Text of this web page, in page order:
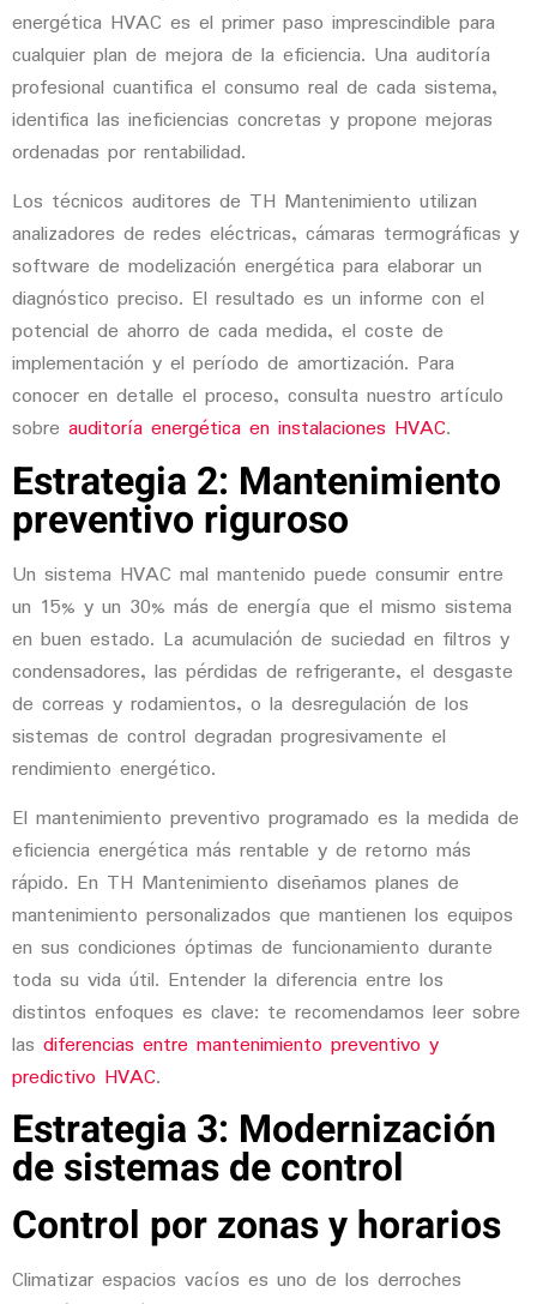
energética HVAC es el primer paso imprescindible para
cualquier plan de mejora de la eficiencia. Una auditoría
profesional cuantifica el consumo real de cada sistema,
identifica las ineficiencias concretas y propone mejoras
ordenadas por rentabilidad.
Los técnicos auditores de TH Mantenimiento utilizan
analizadores de redes eléctricas, cámaras termográficas y
software de modelización energética para elaborar un
diagnóstico preciso. El resultado es un informe con el
potencial de ahorro de cada medida, el coste de
implementación y el período de amortización. Para
conocer en detalle el proceso, consulta nuestro artículo
sobre auditoría energética en instalaciones HVAC.
Estrategia 2: Mantenimiento
preventivo riguroso
Un sistema HVAC mal mantenido puede consumir entre
un 15% y un 30% más de energía que el mismo sistema
en buen estado. La acumulación de suciedad en filtros y
condensadores, las pérdidas de refrigerante, el desgaste
de correas y rodamientos, o la desregulación de los
sistemas de control degradan progresivamente el
rendimiento energético.
El mantenimiento preventivo programado es la medida de
eficiencia energética más rentable y de retorno más
rápido. En TH Mantenimiento diseñamos planes de
mantenimiento personalizados que mantienen los equipos
en sus condiciones óptimas de funcionamiento durante
toda su vida útil. Entender la diferencia entre los
distintos enfoques es clave: te recomendamos leer sobre
las diferencias entre mantenimiento preventivo y
predictivo HVAC.
Estrategia 3: Modernización
de sistemas de control
Control por zonas y horarios
Climatizar espacios vacíos es uno de los derroches